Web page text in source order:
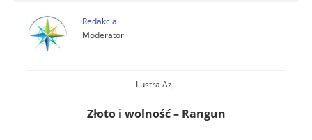
Redakcja
Moderator
Lustra Azji
Złoto i wolność – Rangun